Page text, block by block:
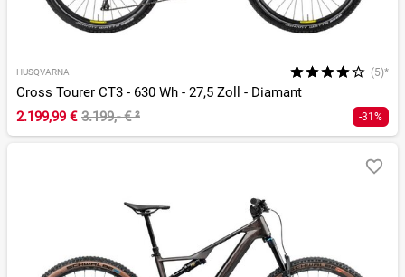
HUSQVARNA (5)*
Cross Tourer CT3 - 630 Wh - 27,5 Zoll - Diamant
2.199,99 € 3.199,- €² -31%